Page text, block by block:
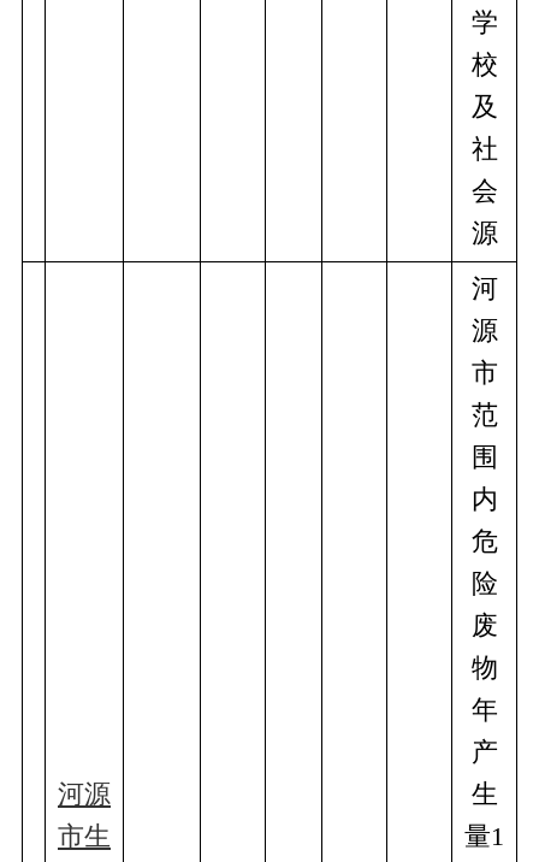
学
校
及
社
会
源
河源
市生
河
源
市
范
围
内
危
险
废
物
年
产
生
量1